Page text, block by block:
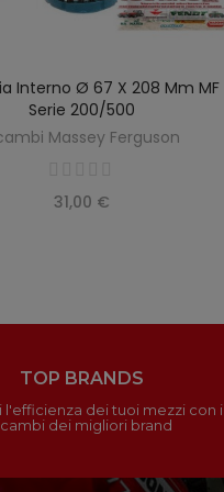
SCOPRIRE
Interno Ø 67 X 208 Mm MF
Serie 200/500
Massey Ferguson
31,00 €
TOP BRANDS
l'efficienza dei tuoi mezzi con i
dei migliori brand